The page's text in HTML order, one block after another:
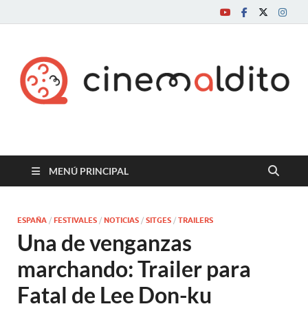
Cine maldito
MENÚ PRINCIPAL
ESPAÑA / FESTIVALES / NOTICIAS / SITGES / TRAILERS
Una de venganzas
marchando: Trailer para
Fatal de Lee Don-ku